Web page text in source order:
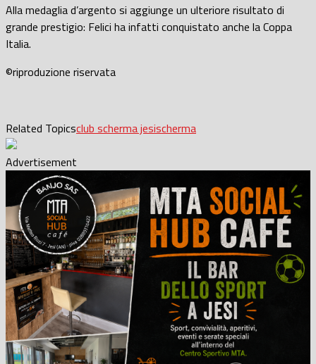
Alla medaglia d’argento si aggiunge un ulteriore risultato di
grande prestigio: Felici ha infatti conquistato anche la Coppa
Italia.
©riproduzione riservata
Related Topicsclub scherma jesischerma
Advertisement